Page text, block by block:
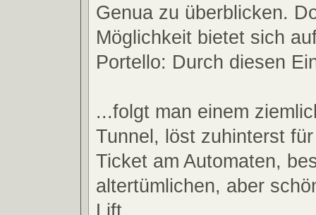
Genua zu überblicken.
Möglichkeit bietet sich
Portello: Durch diesen
...folgt man einem
Tunnel, löst zuhinterst
Ticket am Automaten,
altertümlichen, aber
Lift...